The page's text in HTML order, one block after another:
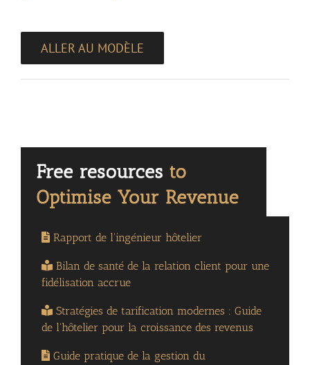
ALLER AU MODÈLE
Rapport de l'ingénieur hôtelier
Bilan de santé de la relation client pour une
fidélisation accrue
Stratégies de tarification modernes : Guide
de l'hôtelier pour la croissance des revenus
Guide pratique de la gestion du